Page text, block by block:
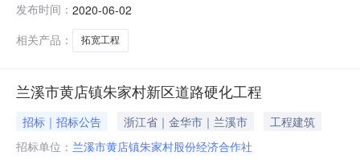
标范围及简况：敬老院门口路段拓宽工程。2、工期：75
（含）以上资质的施工企业（仅限兰溪市
发布时间： 2020-06-02
相关产品：
拓宽工程
兰溪市黄店镇朱家村新区道路硬化工程
招标｜招标公告 浙江省｜金华市｜兰溪市
工程建筑
招标单位： 兰溪市黄店镇朱家村股份经济合作社